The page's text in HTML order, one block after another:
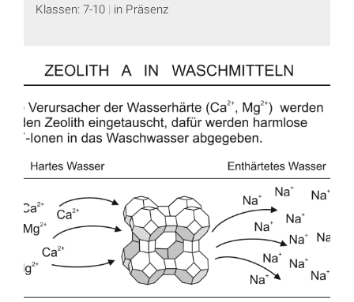
Klassen: 7-10 in Präsenz